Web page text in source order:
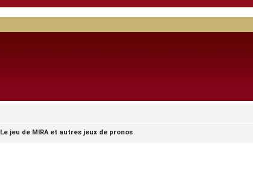
Le jeu de MIRA et autres jeux de pronos